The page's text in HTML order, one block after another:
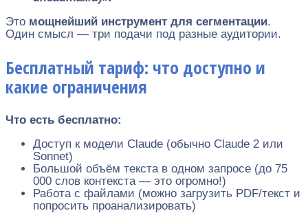
Это мощнейший инструмент для сегментации.
Один смысл — три подачи под разные аудитории.
Бесплатный тариф: что доступно и
какие ограничения
Что есть бесплатно:
Доступ к модели Claude (обычно Claude 2 или
Sonnet)
Большой объём текста в одном запросе (до 75
000 слов контекста — это огромно!)
Работа с файлами (можно загрузить PDF/текст и
попросить проанализировать)